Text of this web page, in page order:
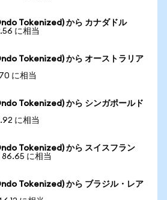
Tokenized) から カナダドル
に相当
Tokenized) から オーストラリア
に相当
Tokenized) から シンガポールド
に相当
Tokenized) から スイスフラン
86.65 に相当
Tokenized) から ブラジル・レア